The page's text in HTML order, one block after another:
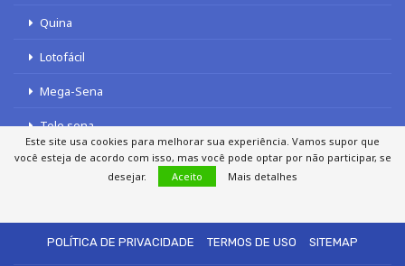
Quina
Lotofácil
Mega-Sena
Tele sena
POLÍTICA DE PRIVACIDADE
TERMOS DE USO SITEMAP
Este site usa cookies para melhorar sua experiência. Vamos supor que
você esteja de acordo com isso, mas você pode optar por não participar, se
desejar.
Aceito Mais detalhes